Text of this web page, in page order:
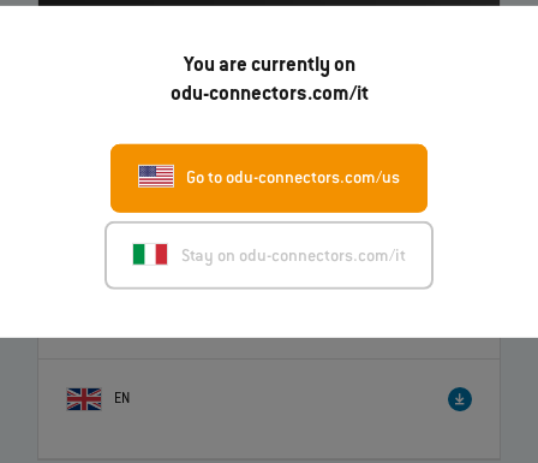
You are currently on
odu-connectors.com/it
Go to odu-connectors.com/us
Stay on odu-connectors.com/it
Expanded Beam Performance - Emergency Cleaning
EN